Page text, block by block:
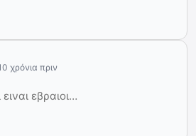
χρόνια πριν
εβραιοι…